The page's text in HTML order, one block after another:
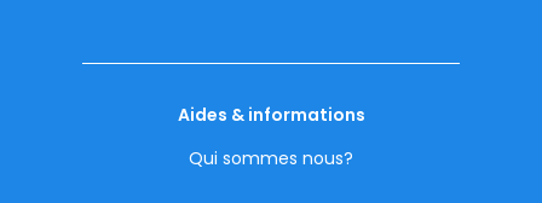
Aides & informations
Qui sommes nous?